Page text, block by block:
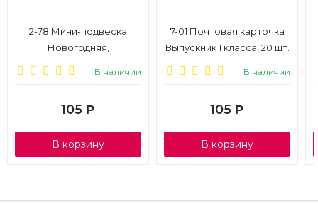
2-78 Мини-подвеска
Новогодняя,
В наличии
105 Р
В корзину
7-01 Почтовая карточка
Выпускник 1 класса, 20 шт.
В наличии
105 Р
В корзину